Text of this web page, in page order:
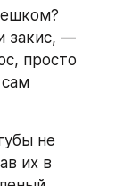
закис, ―
просто
не
их в